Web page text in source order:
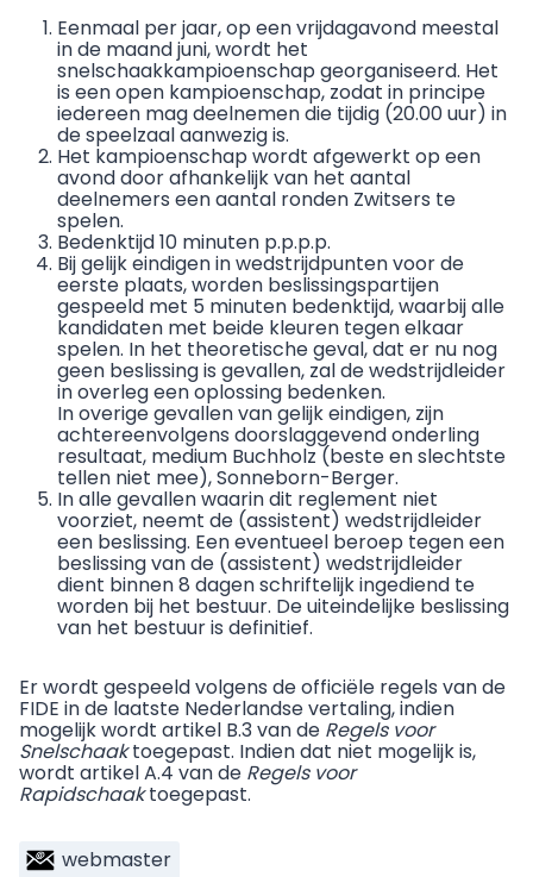
Eenmaal per jaar, op een vrijdagavond meestal
in de maand juni, wordt het
snelschaakkampioenschap georganiseerd. Het
is een open kampioenschap, zodat in principe
iedereen mag deelnemen die tijdig (20.00 uur) in
de speelzaal aanwezig is.
Het kampioenschap wordt afgewerkt op een
avond door afhankelijk van het aantal
deelnemers een aantal ronden Zwitsers te
spelen.
Bedenktijd 10 minuten p.p.p.p.
Bij gelijk eindigen in wedstrijdpunten voor de
eerste plaats, worden beslissingspartijen
gespeeld met 5 minuten bedenktijd, waarbij alle
kandidaten met beide kleuren tegen elkaar
spelen. In het theoretische geval, dat er nu nog
geen beslissing is gevallen, zal de wedstrijdleider
in overleg een oplossing bedenken.
In overige gevallen van gelijk eindigen, zijn
achtereenvolgens doorslaggevend onderling
resultaat, medium Buchholz (beste en slechtste
tellen niet mee), Sonneborn-Berger.
In alle gevallen waarin dit reglement niet
voorziet, neemt de (assistent) wedstrijdleider
een beslissing. Een eventueel beroep tegen een
beslissing van de (assistent) wedstrijdleider
dient binnen 8 dagen schriftelijk ingediend te
worden bij het bestuur. De uiteindelijke beslissing
van het bestuur is definitief.
Er wordt gespeeld volgens de officiële regels van de
FIDE in de laatste Nederlandse vertaling, indien
mogelijk wordt artikel B.3 van de Regels voor
Snelschaaktoegepast. Indien dat niet mogelijk is,
wordt artikel A.4 van de Regels voor
Rapidschaaktoegepast.
webmaster